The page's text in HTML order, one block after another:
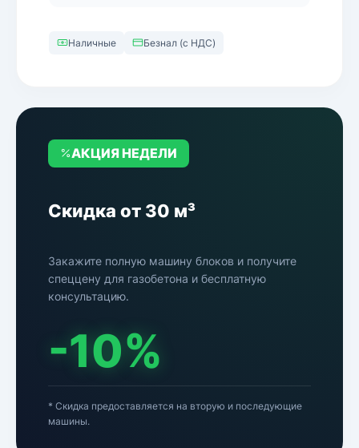
Наличные Безнал (с НДС)
АКЦИЯ НЕДЕЛИ
Скидка от 30 м³
Закажите полную машину блоков и получите
спеццену для газобетона и бесплатную
консультацию.
-10%
* Скидка предоставляется на вторую и последующие
машины.